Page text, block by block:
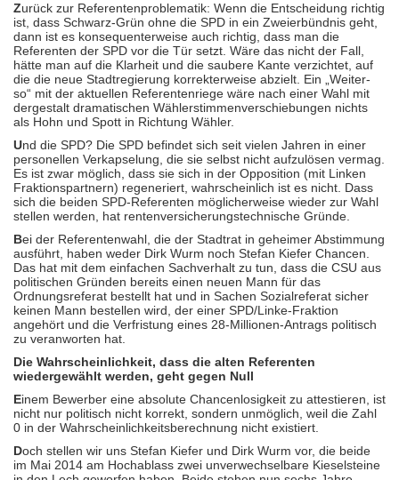
Zurück zur Referentenproblematik: Wenn die Entscheidung richtig
ist, dass Schwarz-Grün ohne die SPD in ein Zweierbündnis geht,
dann ist es konsequenterweise auch richtig, dass man die
Referenten der SPD vor die Tür setzt. Wäre das nicht der Fall,
hätte man auf die Klarheit und die saubere Kante verzichtet, auf
die die neue Stadtregierung korrekterweise abzielt. Ein „Weiter-
so“ mit der aktuellen Referentenriege wäre nach einer Wahl mit
dergestalt dramatischen Wählerstimmenverschiebungen nichts
als Hohn und Spott in Richtung Wähler.
Und die SPD? Die SPD befindet sich seit vielen Jahren in einer
personellen Verkapselung, die sie selbst nicht aufzulösen vermag.
Es ist zwar möglich, dass sie sich in der Opposition (mit Linken
Fraktionspartnern) regeneriert, wahrscheinlich ist es nicht. Dass
sich die beiden SPD-Referenten möglicherweise wieder zur Wahl
stellen werden, hat rentenversicherungstechnische Gründe.
Bei der Referentenwahl, die der Stadtrat in geheimer Abstimmung
ausführt, haben weder Dirk Wurm noch Stefan Kiefer Chancen.
Das hat mit dem einfachen Sachverhalt zu tun, dass die CSU aus
politischen Gründen bereits einen neuen Mann für das
Ordnungsreferat bestellt hat und in Sachen Sozialreferat sicher
keinen Mann bestellen wird, der einer SPD/Linke-Fraktion
angehört und die Verfristung eines 28-Millionen-Antrags politisch
zu veranworten hat.
Die Wahrscheinlichkeit, dass die alten Referenten
wiedergewählt werden, geht gegen Null
Einem Bewerber eine absolute Chancenlosigkeit zu attestieren, ist
nicht nur politisch nicht korrekt, sondern unmöglich, weil die Zahl
0 in der Wahrscheinlichkeitsberechnung nicht existiert.
Doch stellen wir uns Stefan Kiefer und Dirk Wurm vor, die beide
im Mai 2014 am Hochablass zwei unverwechselbare Kieselsteine